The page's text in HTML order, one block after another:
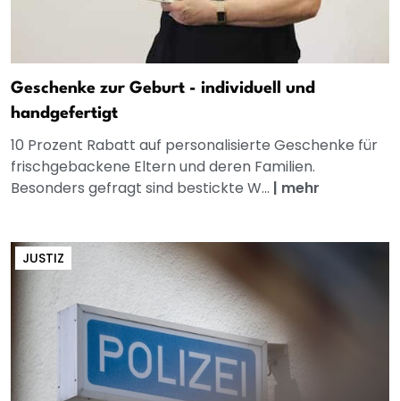
Geschenke zur Geburt - individuell und
handgefertigt
10 Prozent Rabatt auf personalisierte Geschenke für
frischgebackene Eltern und deren Familien.
Besonders gefragt sind bestickte W... | mehr
JUSTIZ